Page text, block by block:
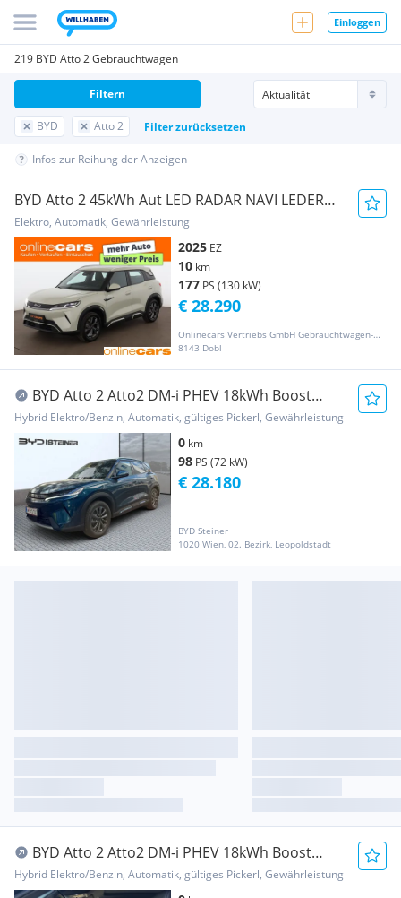
Einloggen
219 BYD Atto 2 Gebrauchtwagen
BYD Atto 2 Filter zurücksetzen
Filtern
Infos zur Reihung der Anzeigen
BYD Atto 2 45kWh Aut LED RADAR NAVI LEDER
SITZHZG
Elektro, Automatik, Gewährleistung
2025 EZ
10 km
177 PS (130 kW)
Onlinecars Vertriebs GmbH Gebrauchtwagen-Outlet  Werkstätte  Spenglerei  Lackiererei
8143 Dobl
€ 28.290
BYD Atto 2 Atto2 DM-i PHEV 18kWh Boost
Österreich Paket - ...
Hybrid Elektro/Benzin, Automatik, gültiges Pickerl, Gewährleistung
0 km
98 PS (72 kW)
BYD Steiner
1020 Wien, 02. Bezirk, Leopoldstadt
€ 28.180
BYD Atto 2 Atto2 DM-i PHEV 18kWh Boost
Österreich Paket
Hybrid Elektro/Benzin, Automatik, gültiges Pickerl, Gewährleistung